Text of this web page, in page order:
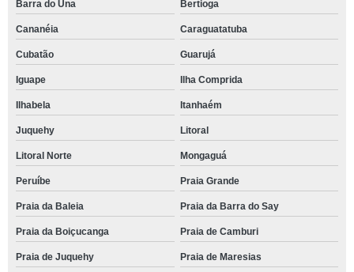
Barra do Una
Bertioga
Cananéia Caraguatatuba
Cubatão Guarujá
Iguape Ilha Comprida
Ilhabela Itanhaém
Juquehy Litoral
Litoral Norte Mongaguá
Peruíbe Praia Grande
Praia da Baleia Praia da Barra do Say
Praia da Boiçucanga Praia de Camburi
Praia de Juquehy Praia de Maresias